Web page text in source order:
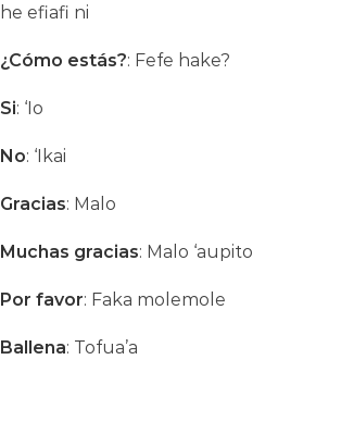
he efiafi ni
¿Cómo estás?: Fefe hake?
Si: ‘Io
No: ‘Ikai
Gracias: Malo
Muchas gracias: Malo ‘aupito
Por favor: Faka molemole
Ballena: Tofua’a